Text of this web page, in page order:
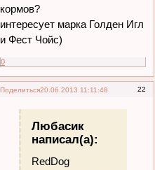
кормов?
интересует марка Голден Игл
и Фест Чойс)
0
Поделиться 22
20.06.2013 11:11:48
Любасик
написал(а):
RedDog